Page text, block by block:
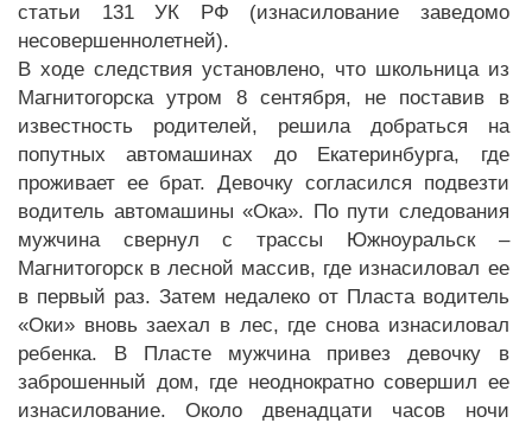
статьи 131 УК РФ (изнасилование заведомо
несовершеннолетней).
В ходе следствия установлено, что школьница из
Магнитогорска утром 8 сентября, не поставив в
известность родителей, решила добраться на
попутных автомашинах до Екатеринбурга, где
проживает ее брат. Девочку согласился подвезти
водитель автомашины «Ока». По пути следования
мужчина свернул с трассы Южноуральск –
Магнитогорск в лесной массив, где изнасиловал ее
в первый раз. Затем недалеко от Пласта водитель
«Оки» вновь заехал в лес, где снова изнасиловал
ребенка. В Пласте мужчина привез девочку в
заброшенный дом, где неоднократно совершил ее
изнасилование. Около двенадцати часов ночи